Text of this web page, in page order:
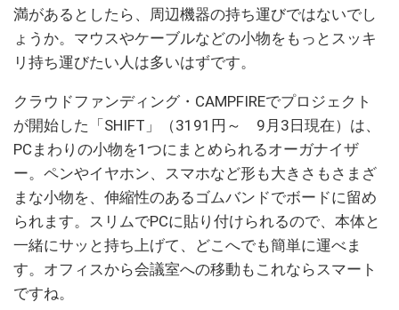
満があるとしたら、周辺機器の持ち運びではないでし
ょうか。マウスやケーブルなどの小物をもっとスッキ
リ持ち運びたい人は多いはずです。
クラウドファンディング・CAMPFIREでプロジェクト
が開始した「SHIFT」（3191円～ 9月3日現在）は、
PCまわりの小物を1つにまとめられるオーガナイザ
ー。ペンやイヤホン、スマホなど形も大きさもさまざ
まな小物を、伸縮性のあるゴムバンドでボードに留め
られます。スリムでPCに貼り付けられるので、本体と
一緒にサッと持ち上げて、どこへでも簡単に運べま
す。オフィスから会議室への移動もこれならスマート
ですね。